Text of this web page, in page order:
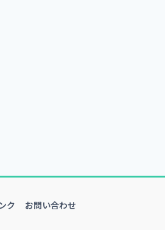
ク お問い合わせ